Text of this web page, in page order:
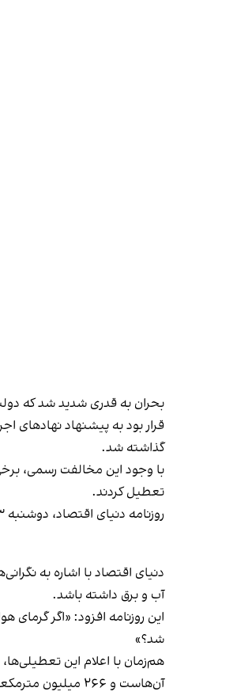
بحران به قدری شدید شد که
قرار بود به پیشنهاد نهادهای
گذاشته شد.
با وجود این مخالفت رسمی،
تعطیل کردند.
روزنامه دنیای اقتصاد، دوشنبه ۱۳ مرداد از این وضعیت با عنوان «شکاف میان تصمیمات ملی و اقدامات محلی» یاد کرد.
دنیای اقتصاد با اشاره به
آب و برق داشته باشد.
این روزنامه افزود: «اگر
شد؟»
آن‌هاست و ۲۶۶ میلیون مترمکعب نسبت به مدت مشابه سال آبی گذشته کاهش یافته است.